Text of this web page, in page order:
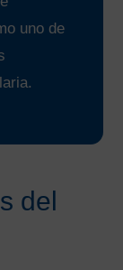
uno de
del